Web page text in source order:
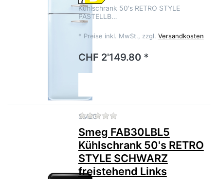
Kühlschrank 50's RETRO STYLE
PASTELLB…
* Preise inkl. MwSt., zzgl. Versandkosten
CHF 2'149.80 *
SMEG Zu diesem Produkt liegen
Smeg FAB30LBL5
Kühlschrank 50's RETRO
STYLE SCHWARZ
freistehend Links